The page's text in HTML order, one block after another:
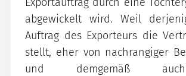
abgewickelt wird. Weil
Auftrag des Exporteurs die
stellt, eher von nachrangiger
und demgemäß